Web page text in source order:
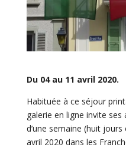
Du 04 au 11 avril 2020.
Habituée à ce séjour
galerie en ligne invite
d’une semaine (huit
avril 2020 dans les